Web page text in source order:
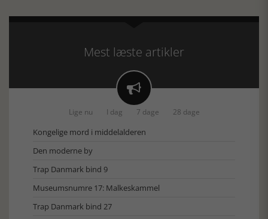
Mest læste artikler

Lige nu I dag 7 dage 28 dage
Kongelige mord i middelalderen
Den moderne by
Trap Danmark bind 9
Museumsnumre 17: Malkeskammel
Trap Danmark bind 27